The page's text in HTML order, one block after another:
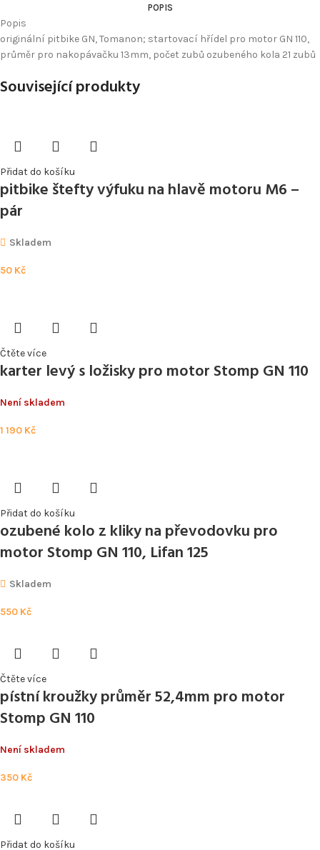
POPIS
Popis
originální pitbike GN, Tomanon; startovací hřídel pro motor GN 110,
průměr pro nakopávačku 13mm, počet zubů ozubeného kola 21 zubů
Související produkty
Přidat do košíku
pitbike štefty výfuku na hlavě motoru M6 –
pár
Skladem
50 Kč
Čtěte více
karter levý s ložisky pro motor Stomp GN 110
Není skladem
1 190 Kč
Přidat do košíku
ozubené kolo z kliky na převodovku pro
motor Stomp GN 110, Lifan 125
Skladem
550 Kč
Čtěte více
pístní kroužky průměr 52,4mm pro motor
Stomp GN 110
Není skladem
350 Kč
Přidat do košíku